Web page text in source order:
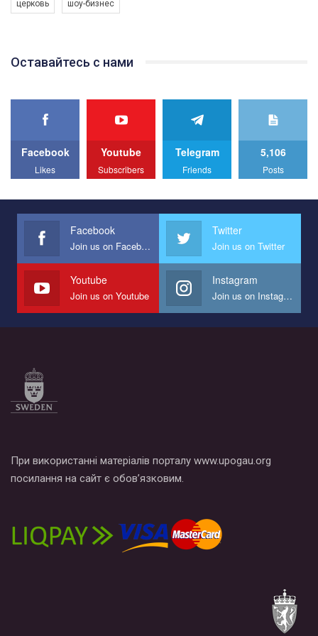
Якщо ти хочеш підтримати нас - просто натисни "лайк" під
best video, representing programme for the development of
We appeal to your support and ask to help us implement our plan
All you have to do is to press "Like" below the video.
Эмоционально сильный ролик от команды "Гей-альянс
представляющий программу развития организации.
Мы просим вас поддержать нас и помочь нам реализовать
наш план по борьбе с насилием и дискриминацией на почве
СОГИ в Украине.
Все, что вам нужно сделать - это зайти на наш канал YouTube
по этой ссылке и поставить лайк под видео.
церковь шоу-бизнес
Оставайтесь с нами
Facebook
Likes
Youtube
Subscribers
Telegram
Friends
5,106
Posts
Facebook
Join us on Facebook
Twitter
Join us on Twitter
Youtube
Join us on Youtube
Instagram
Join us on Instagram
При використанні матеріалів порталу www.upogau.org
посилання на сайт є обов’язковим.